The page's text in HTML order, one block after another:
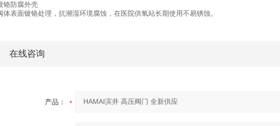
铬防腐外壳
体表面镀铬处理，抗潮湿环境腐蚀，在医院供氧站长期使用不易锈蚀。
在线咨询
产品：